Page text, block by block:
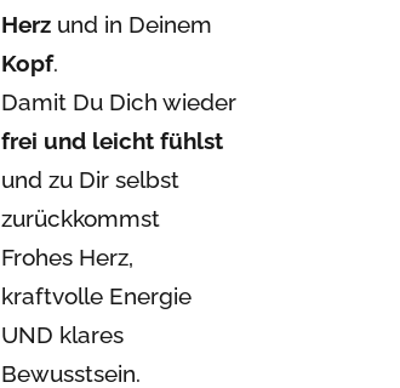
Herz und in Deinem
Kopf.
Damit Du Dich wieder
frei und leicht fühlst
und zu Dir selbst
zurückkommst
Frohes Herz,
kraftvolle Energie
UND klares
Bewusstsein.